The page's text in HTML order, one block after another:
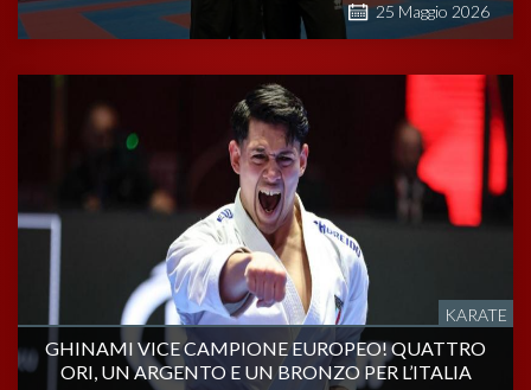
25 Maggio 2026
KARATE
GHINAMI VICE CAMPIONE EUROPEO! QUATTRO
ORI, UN ARGENTO E UN BRONZO PER L’ITALIA